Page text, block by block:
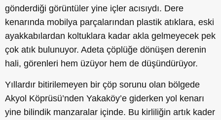
gönderdiği görüntüler yine içler acısıydı. Dere
kenarında mobilya parçalarından plastik atıklara, eski
ayakkabılardan koltuklara kadar akla gelmeyecek pek
çok atık bulunuyor. Adeta çöplüğe dönüşen derenin
hali, görenleri hem üzüyor hem de düşündürüyor.
Yıllardır bitirilemeyen bir çöp sorunu olan bölgede
Akyol Köprüsü’nden Yakaköy’e giderken yol kenarı
yine bilindik manzaralar içinde. Bu kirliliğin artık kader